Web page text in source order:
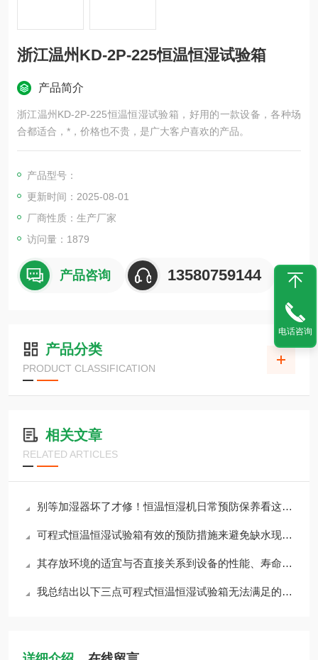
浙江温州KD-2P-225恒温恒湿试验箱
产品简介
浙江温州KD-2P-225恒温恒湿试验箱，好用的一款设备，各种场
合都适合，*，价格也不贵，是广大客户喜欢的产品。
产品型号：
更新时间：2025-08-01
厂商性质：生产厂家
访问量：1879
产品咨询 13580759144
产品分类
PRODUCT CLASSIFICATION
相关文章
RELATED ARTICLES
别等加湿器坏了才修！恒温恒湿机日常预防保养看这篇就够
可程式恒温恒湿试验箱有效的预防措施来避免缺水现象至关重要
其存放环境的适宜与否直接关系到设备的性能、寿命以及测试结果的准确性
​我总结出以下三点可程式恒温恒湿试验箱无法满足的实验要求，以供大家参考
电话咨询